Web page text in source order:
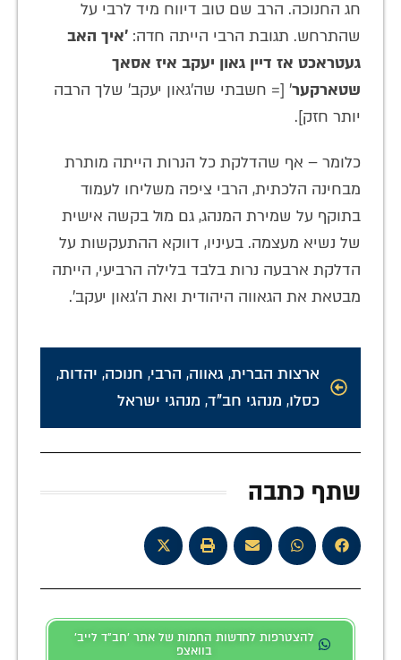
חג החנוכה. הרב שם טוב דיווח מיד לרבי על
שהתרחש. תגובת הרבי הייתה חדה: 'איך האב
געטראכט אז דיין גאון יעקב איז אסאך
שטארקער' [= חשבתי שה'גאון יעקב' שלך הרבה
יותר חזק].
כלומר – אף שהדלקת כל הנרות הייתה מותרת
מבחינה הלכתית, הרבי ציפה משליחו לעמוד
בתוקף על שמירת המנהג, גם מול בקשה אישית
של נשיא מעצמה. בעיניו, דווקא ההתעקשות על
הדלקת ארבעה נרות בלבד בלילה הרביעי, הייתה
מבטאת את הגאווה היהודית ואת ה'גאון יעקב'.
ארצות הברית, גאווה, הרבי, חנוכה, יהדות,
כסלו, מנהגי חב"ד, מנהגי ישראל
שתף כתבה
להצטרפות לחדשות החמות של אתר 'חב"ד לייב'
בוואצפ